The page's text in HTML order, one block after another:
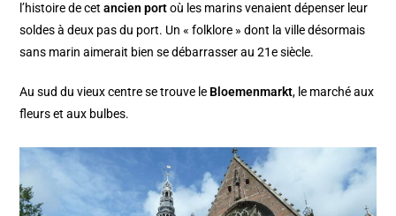
l’histoire de cetancien portoù les marins venaient dépenser leur
soldes à deux pas du port. Un « folklore » dont la ville désormais
sans marin aimerait bien se débarrasser au 21e siècle.
Au sud du vieux centre se trouve le Bloemenmarkt, le marché aux
fleurs et aux bulbes.